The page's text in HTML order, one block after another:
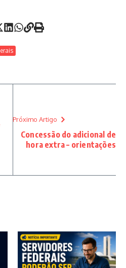
Próximo Artigo
Concessão do adicional de
hora extra – orientações